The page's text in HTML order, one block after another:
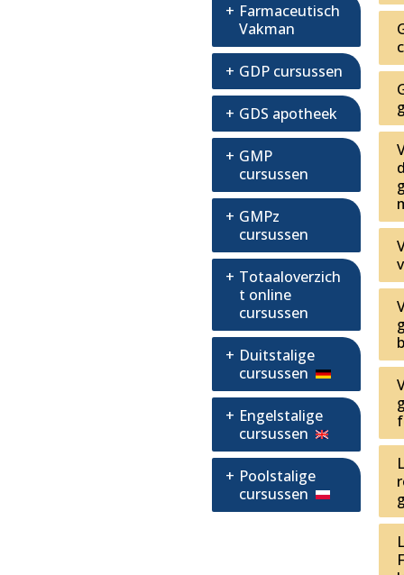
Farmaceutisch
Vakman
GDP cursussen
GDS apotheek
GMP
cursussen
GMPz
cursussen
Totaaloverzich
t online
cursussen
Duitstalige
cursussen
Engelstalige
cursussen
Poolstalige
cursussen